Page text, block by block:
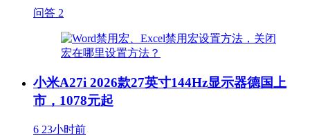
问答 2
小米A27i 2026款27英寸144Hz显示器德国上
市，1078元起
6 23小时前